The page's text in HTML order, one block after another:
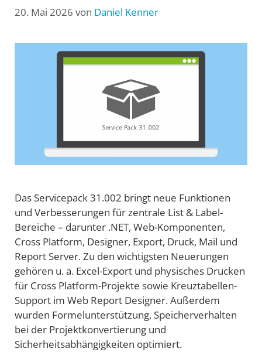
20. Mai 2026 von Daniel Kenner
Das Servicepack 31.002 bringt neue Funktionen
und Verbesserungen für zentrale List & Label-
Bereiche – darunter .NET, Web-Komponenten,
Cross Platform, Designer, Export, Druck, Mail und
Report Server. Zu den wichtigsten Neuerungen
gehören u. a. Excel-Export und physisches Drucken
für Cross Platform-Projekte sowie Kreuztabellen-
Support im Web Report Designer. Außerdem
wurden Formelunterstützung, Speicherverhalten
bei der Projektkonvertierung und
Sicherheitsabhängigkeiten optimiert.